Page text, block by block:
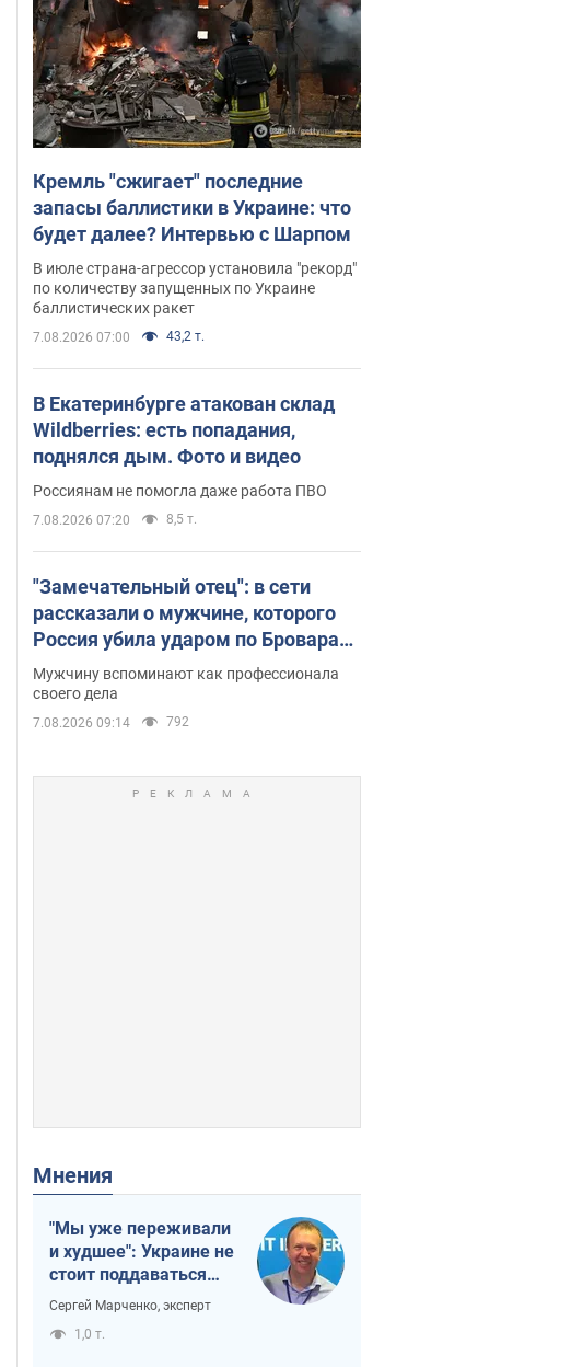
Кремль "сжигает" последние
запасы баллистики в Украине: что
будет далее? Интервью с Шарпом
В июле страна-агрессор установила "рекорд"
по количеству запущенных по Украине
баллистических ракет
7.08.2026 07:00 43,2 т.
В Екатеринбурге атакован склад
Wildberries: есть попадания,
поднялся дым. Фото и видео
Россиянам не помогла даже работа ПВО
7.08.2026 07:20 8,5 т.
"Замечательный отец": в сети
рассказали о мужчине, которого
Россия убила ударом по Броварам.
Фото
Мужчину вспоминают как профессионала
своего дела
7.08.2026 09:14 792
Мнения
"Мы уже переживали
и худшее": Украине не
стоит поддаваться
отчаянию из-за
Сергей Марченко, эксперт
1,0 т.